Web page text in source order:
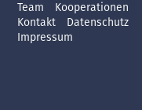
Team
Kooperationen
Kontakt
Datenschutz
Impressum